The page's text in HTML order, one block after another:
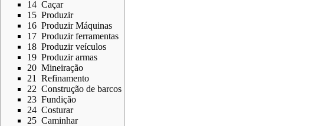
14 Caçar
15 Produzir
16 Produzir Máquinas
17 Produzir ferramentas
18 Produzir veículos
19 Produzir armas
20 Mineiração
21
Refinamento
22 Construção de barcos
23 Fundição
24 Costurar
25 Caminhar